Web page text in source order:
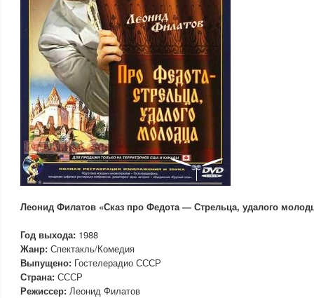
Леонид Филатов «Сказ про Федота — Стрельца, удалого
Год выхода: 1988
Жанр: Спектакль/Комедия
Выпущено: Гостелерадио СССР
Страна: СССР
Режиссер: Леонид Филатов